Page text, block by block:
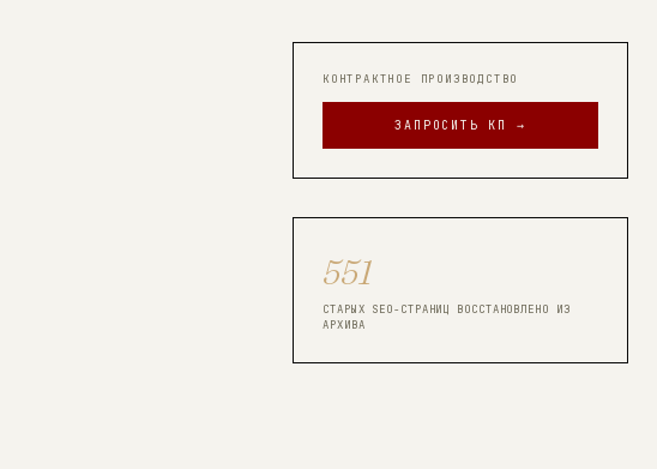
КОНТРАКТНОЕ ПРОИЗВОДСТВО
ЗАПРОСИТЬ КП →
551
СТАРЫХ SEO-СТРАНИЦ ВОССТАНОВЛЕНО ИЗ
АРХИВА